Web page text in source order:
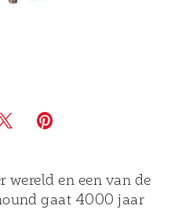
(opens in new window)
Twitter (opens in new window)
Pinterest (opens in new
wereld en een van de
gaat 4000 jaar